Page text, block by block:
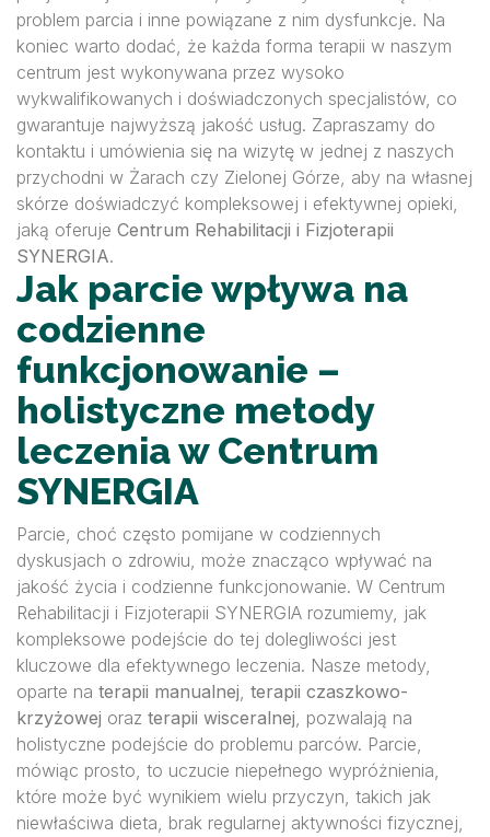
problem parcia i inne powiązane z nim dysfunkcje. Na
koniec warto dodać, że każda forma terapii w naszym
centrum jest wykonywana przez wysoko
wykwalifikowanych i doświadczonych specjalistów, co
gwarantuje najwyższą jakość usług. Zapraszamy do
kontaktu i umówienia się na wizytę w jednej z naszych
przychodni w Żarach czy Zielonej Górze, aby na własnej
skórze doświadczyć kompleksowej i efektywnej opieki,
jaką oferuje Centrum Rehabilitacji i Fizjoterapii
SYNERGIA.
Jak parcie wpływa na
codzienne
funkcjonowanie –
holistyczne metody
leczenia w Centrum
SYNERGIA
Parcie, choć często pomijane w codziennych
dyskusjach o zdrowiu, może znacząco wpływać na
jakość życia i codzienne funkcjonowanie. W Centrum
Rehabilitacji i Fizjoterapii SYNERGIA rozumiemy, jak
kompleksowe podejście do tej dolegliwości jest
kluczowe dla efektywnego leczenia. Nasze metody,
oparte na terapii manualnej, terapii czaszkowo-
krzyżowej oraz terapii wisceralnej, pozwalają na
holistyczne podejście do problemu parców. Parcie,
mówiąc prosto, to uczucie niepełnego wypróżnienia,
które może być wynikiem wielu przyczyn, takich jak
niewłaściwa dieta, brak regularnej aktywności fizycznej,